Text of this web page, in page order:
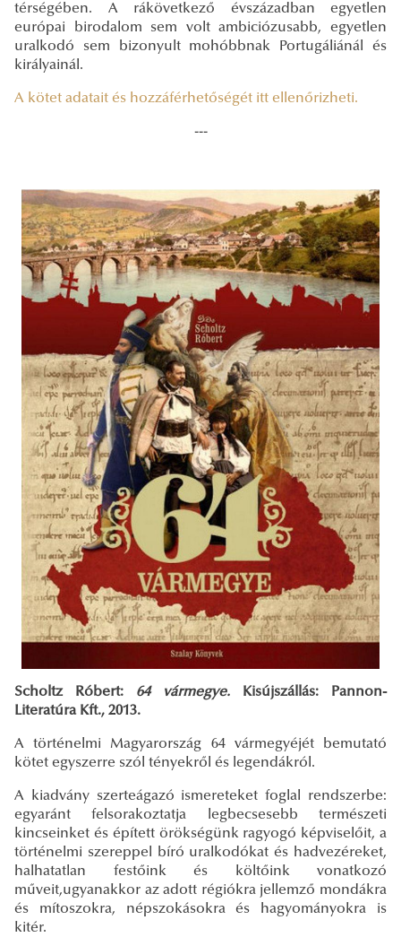
térségében. A rákövetkező évszázadban egyetlen
európai birodalom sem volt ambiciózusabb, egyetlen
uralkodó sem bizonyult mohóbbnak Portugáliánál és
királyainál.
A kötet adatait és hozzáférhetőségét itt ellenőrizheti.
---
Scholtz Róbert: 64 vármegye. Kisújszállás: Pannon-
Literatúra Kft., 2013.
A történelmi Magyarország 64 vármegyéjét bemutató
kötet egyszerre szól tényekről és legendákról.
A kiadvány szerteágazó ismereteket foglal rendszerbe:
egyaránt felsorakoztatja legbecsesebb természeti
kincseinket és épített örökségünk ragyogó képviselőit, a
történelmi szereppel bíró uralkodókat és hadvezéreket,
halhatatlan festőink és költőink vonatkozó
műveit,ugyanakkor az adott régiókra jellemző mondákra
és mítoszokra, népszokásokra és hagyományokra is
kitér.